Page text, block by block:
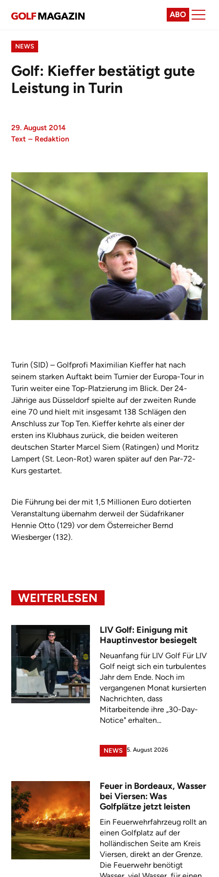
ABO
NEWS
Golf: Kieffer bestätigt gute
Leistung in Turin
29. August 2014
Text – Redaktion
Turin (SID) – Golfprofi Maximilian Kieffer hat nach
seinem starken Auftakt beim Turnier der Europa-Tour in
Turin weiter eine Top-Platzierung im Blick. Der 24-
Jährige aus Düsseldorf spielte auf der zweiten Runde
eine 70 und hielt mit insgesamt 138 Schlägen den
Anschluss zur Top Ten. Kieffer kehrte als einer der
ersten ins Klubhaus zurück, die beiden weiteren
deutschen Starter Marcel Siem (Ratingen) und Moritz
Lampert (St. Leon-Rot) waren später auf den Par-72-
Kurs gestartet.
Die Führung bei der mit 1,5 Millionen Euro dotierten
Veranstaltung übernahm derweil der Südafrikaner
Hennie Otto (129) vor dem Österreicher Bernd
Wiesberger (132).
WEITERLESEN
LIV Golf: Einigung mit
Hauptinvestor besiegelt
Neuanfang für LIV Golf Für LIV
Golf neigt sich ein turbulentes
Jahr dem Ende. Noch im
vergangenen Monat kursierten
Nachrichten, dass
Mitarbeitende ihre „30-Day-
Notice" erhalten...
NEWS 5. August 2026
Feuer in Bordeaux, Wasser
bei Viersen: Was
Golfplätze jetzt leisten
Ein Feuerwehrfahrzeug rollt an
einen Golfplatz auf der
holländischen Seite am Kreis
Viersen, direkt an der Grenze.
Die Feuerwehr benötigt